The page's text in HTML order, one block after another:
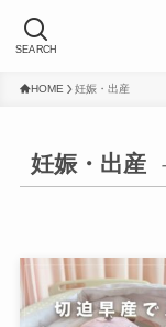
SEARCH
HOME 妊娠・出産
妊娠・出産